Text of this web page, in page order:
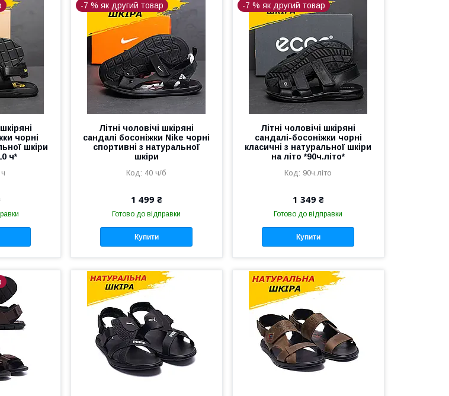
чорні
шкіри
ч*
-7 % як другий товар
Літні чоловічі шкіряні
сандалі босоніжки Nike чорні
спортивні з натуральної
шкіри
40 ч/б
1 499 ₴
Готово до відправки
Купити
-7 % як другий товар
Літні чоловічі шкіряні
сандалі-босоніжки чорні
класичні з натуральної шкіри
на літо *90ч.літо*
90ч.літо
1 349 ₴
Готово до відправки
Купити